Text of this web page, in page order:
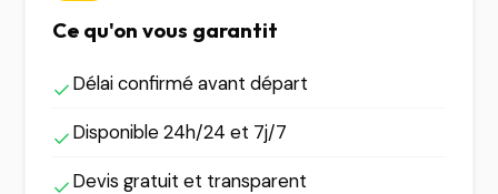
Ce qu'on vous garantit
Délai confirmé avant départ
Disponible 24h/24 et 7j/7
Devis gratuit et transparent